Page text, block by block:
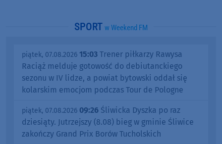
SPORT w Weekend FM
piątek, 07.08.2026 15:03 Trener piłkarzy Rawysa
Raciąż melduje gotowość do debiutanckiego
sezonu w IV lidze, a powiat bytowski oddał się
kolarskim emocjom podczas Tour de Pologne
piątek, 07.08.2026 09:26 Śliwicka Dyszka po raz
dziesiąty. Jutrzejszy (8.08) bieg w gminie Śliwice
zakończy Grand Prix Borów Tucholskich